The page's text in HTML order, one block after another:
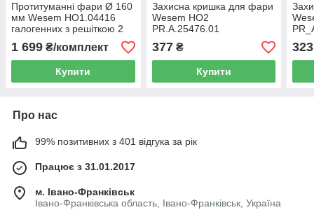
Протитуманні фари Ø 160
мм Wesem HO1.04416
галогенних з решіткою 2
шт
1 699 ₴/комплект
Купити
Захисна кришка для фари
Wesem HO2
PR.A.25476.01
377₴
Купити
323
Про нас
99% позитивних з 401 відгука за рік
Працює з 31.01.2017
м. Івано-Франківськ
Івано-Франківська область, Івано-Франківськ, Україна